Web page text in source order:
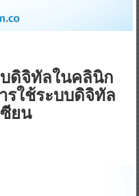
บดิจิทัลในคลินิก
รใช้ระบบดิจิทัล
ยน